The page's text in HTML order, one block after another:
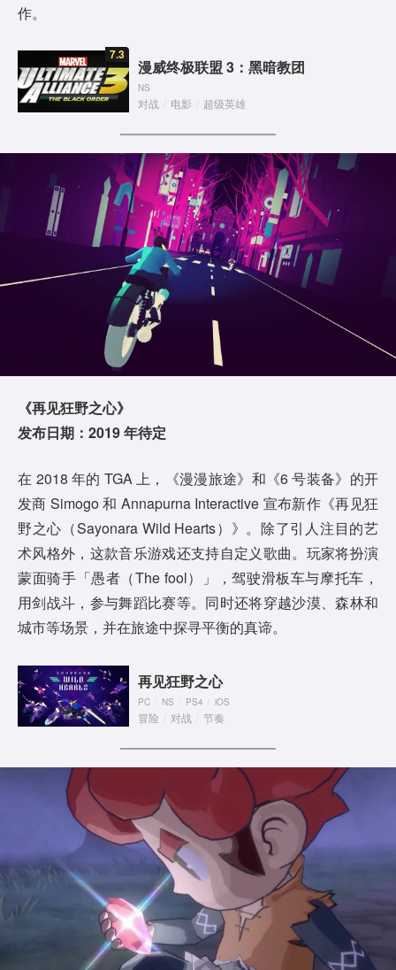
作。
7.3
漫威终极联盟 3：黑暗教团
NS
对战 电影 超级英雄
《再见狂野之心》
发布日期：2019 年待定
在 2018 年的 TGA 上，《漫漫旅途》和《6 号装备》的开
发商 Simogo 和 Annapurna Interactive 宣布新作《再见狂
野之心（Sayonara Wild Hearts）》。除了引人注目的艺
术风格外，这款音乐游戏还支持自定义歌曲。玩家将扮演
蒙面骑手「愚者（The fool）」，驾驶滑板车与摩托车，
用剑战斗，参与舞蹈比赛等。同时还将穿越沙漠、森林和
城市等场景，并在旅途中探寻平衡的真谛。
再见狂野之心
PC NS PS4 iOS
冒险 对战 节奏